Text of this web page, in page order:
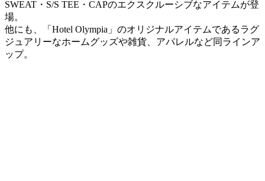
SWEAT・S/S TEE・CAPのエクスクルーシブなアイテムが登
場。
他にも、「Hotel Olympia」のオリジナルアイテムであるラグ
ジュアリーなホームグッズや雑貨、アパレルなど同ラインア
ップ。